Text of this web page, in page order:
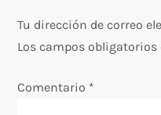
a
c
i
Tu dirección de correo
Los campos
Comentario *